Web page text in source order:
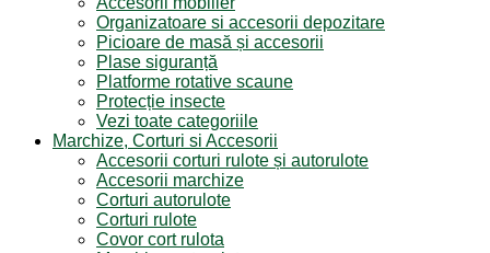
Organizatoare si accesorii depozitare
Picioare de masă și accesorii
Plase siguranță
Platforme rotative scaune
Protecție insecte
Vezi toate categoriile
Marchize, Corturi si Accesorii
Accesorii corturi rulote și autorulote
Accesorii marchize
Corturi autorulote
Corturi rulote
Covor cort rulota